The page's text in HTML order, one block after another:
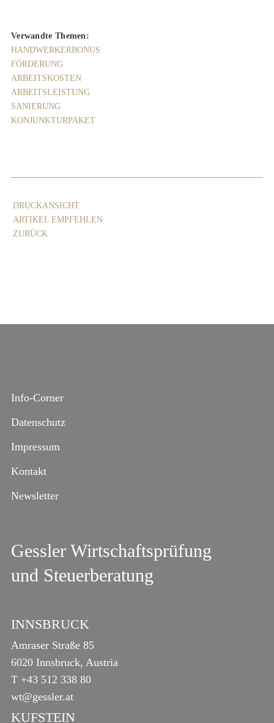
Verwandte Themen:
HANDWERKERBONUS
FÖRDERUNG
ARBEITSKOSTEN
ARBEITSLEISTUNG
SANIERUNG
KONJUNKTURPAKET
DRUCKANSICHT
ARTIKEL EMPFEHLEN
ZURÜCK
Info-Corner
Datenschutz
Impressum
Kontakt
Newsletter
Gessler Wirtschaftsprüfung
und Steuerberatung
INNSBRUCK
Amraser Straße 85
6020 Innsbruck, Austria
T +43 512 338 80
wt@gessler.at
KUFSTEIN